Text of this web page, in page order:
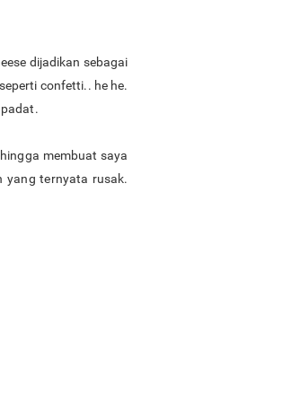
dijadikan sebagai
confetti.. he he.
membuat saya
yang ternyata rusak.